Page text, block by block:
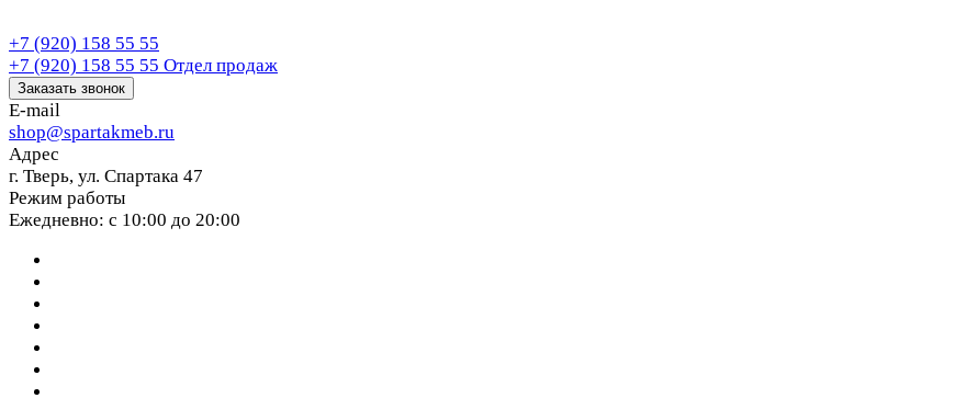
+7 (920) 158 55 55
+7 (920) 158 55 55 Отдел продаж
Заказать звонок
E-mail
shop@spartakmeb.ru
Адрес
г. Тверь, ул. Спартака 47
Режим работы
Ежедневно: с 10:00 до 20:00